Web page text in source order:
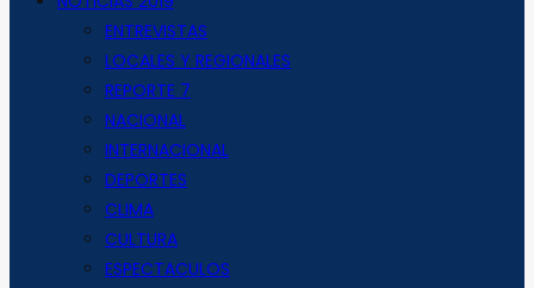
ENTREVISTAS
LOCALES Y REGIONALES
REPORTE 7
NACIONAL
INTERNACIONAL
DEPORTES
CLIMA
CULTURA
ESPECTACULOS